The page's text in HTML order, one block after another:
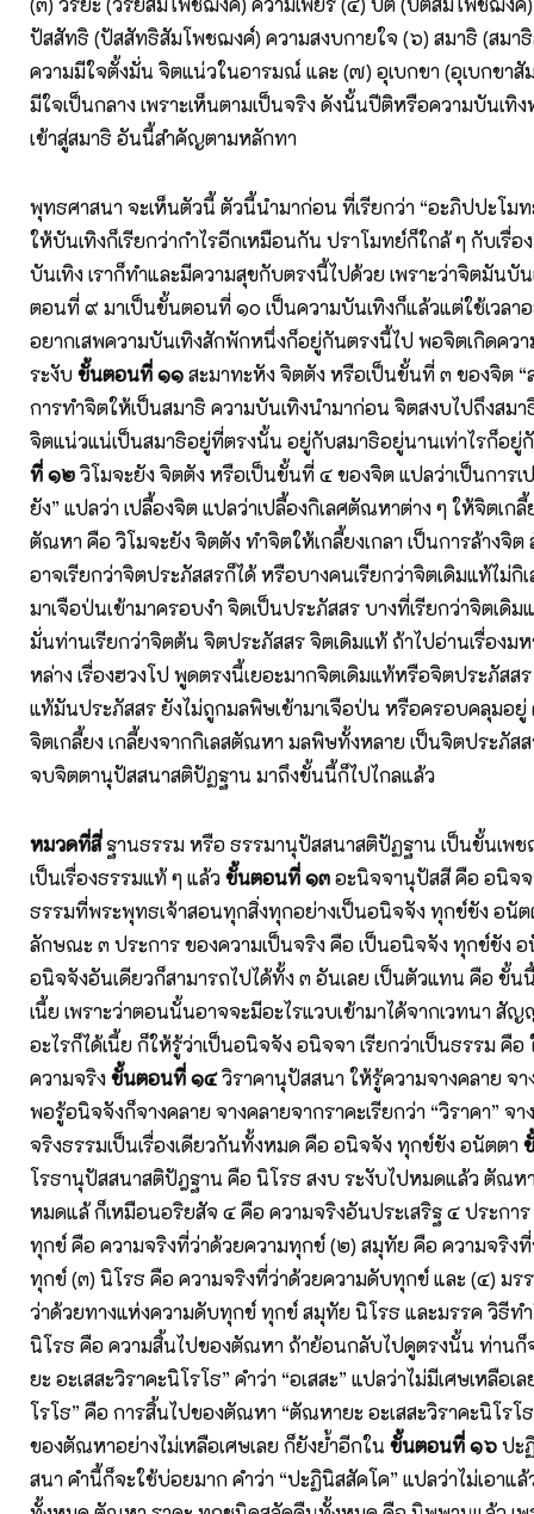
ปัสสัทธิ (ปัสสัทธิสัมโพชฌงค์) ความสงบกายใจ (๖) สมาธิ (สมา
ความมีใจตั้งมั่น จิตแน่วในอารมณ์ และ (๗) อุเบกขา (อุเบกขา
มีใจเป็นกลาง เพราะเห็นตามเป็นจริง ดังนั้นปีติหรือความบันเทิ
เข้าสู่สมาธิ อันนี้สำคัญตามหลักทา
พุทธศาสนา จะเห็นตัวนี้ ตัวนี้นำมาก่อน ที่เรียกว่า “อะภิปปะโม
ให้บันเทิงก็เรียกว่ากำไรอีกเหมือนกัน ปราโมทย์ก็ใกล้ ๆ กับเรื่
บันเทิง เราก็ทำและมีความสุขกับตรงนี้ไปด้วย เพราะว่าจิตมันบั
ตอนที่ ๙ มาเป็นขั้นตอนที่ ๑๐ เป็นความบันเทิงก็แล้วแต่ใช้เวลาอ
อยากเสพความบันเทิงสักพักหนึ่งก็อยู่กันตรงนี้ไป พอจิตเกิดคว
ระงับขั้นตอนที่ ๑๑สะมาทะหัง จิตตัง หรือเป็นขั้นที่ ๓ ของจิต “
การทำจิตให้เป็นสมาธิ ความบันเทิงนำมาก่อน จิตสงบไปถึงสมา
จิตแน่วแน่เป็นสมาธิอยู่ที่ตรงนั้น อยู่กับสมาธิอยู่นานเท่าไรก็อ
ที่ ๑๒วิโมจะยัง จิตตัง หรือเป็นขั้นที่ ๔ ของจิต แปลว่าเป็นการเ
ยัง” แปลว่า เปลื้องจิต แปลว่าเปลื้องกิเลศตัณหาต่าง ๆ ให้จิตเก
ตัณหา คือ วิโมจะยัง จิตตัง ทำจิตให้เกลี้ยงเกลา เป็นการล้างจิ
อาจเรียกว่าจิตประภัสสรก็ได้ หรือบางคนเรียกว่าจิตเดิมแท้ไม่กิ
มาเจือป่นเข้ามาครอบงำ จิตเป็นประภัสสร บางที่เรียกว่าจิตเดิ
มั่นท่านเรียกว่าจิตต้น จิตประภัสสร จิตเดิมแท้ ถ้าไปอ่านเรื่องมห
หล่าง เรื่องฮวงโป พูดตรงนี้เยอะมากจิตเดิมแท้หรือจิตประภัสส
แท้มันประภัสสร ยังไม่ถูกมลพิษเข้ามาเจือป่น หรือครอบคลุมอยู่
จิตเกลี้ยง เกลี้ยงจากกิเลสตัณหา มลพิษทั้งหลาย เป็นจิตประภัส
จบจิตตานุปัสสนาสติปัฏฐาน มาถึงขั้นนี้ก็ไปไกลแล้ว
หมวดที่สี่ฐานธรรม หรือ ธรรมานุปัสสนาสติปัฏฐาน เป็นขั้นเพช
เป็นเรื่องธรรมแท้ ๆ แล้วขั้นตอนที่ ๑๓อะนิจจานุปัสสี คือ อนิจ
ธรรมที่พระพุทธเจ้าสอนทุกสิ่งทุกอย่างเป็นอนิจจัง ทุกข์ขัง อนัต
ลักษณะ ๓ ประการ ของความเป็นจริง คือ เป็นอนิจจัง ทุกข์ขัง
อนิจจังอันเดียวก็สามารถไปได้ทั้ง ๓ อันเลย เป็นตัวแทน คือ ขั้น
เนี้ย เพราะว่าตอนนั้นอาจจะมีอะไรแวบเข้ามาได้จากเวทนา สั
อะไรก็ได้เนี้ย ก็ให้รู้ว่าเป็นอนิจจัง อนิจจา เรียกว่าเป็นธรรม คื
ความจริงขั้นตอนที่ ๑๔วิราคานุปัสสนา ให้รู้ความจางคลาย จา
พอรู้อนิจจังก็จางคลาย จางคลายจากราคะเรียกว่า “วิราคา” จ
จริงธรรมเป็นเรื่องเดียวกันทั้งหมด คือ อนิจจัง ทุกข์ขัง อนัตตา
โรธานุปัสสนาสติปัฎฐาน คือ นิโรธ สงบ ระงับไปหมดแล้ว ตัณห
หมดแล้ ก็เหมือนอริยสัจ ๔ คือ ความจริงอันประเสริฐ ๔ ประกา
ทุกข์ คือ ความจริงที่ว่าด้วยความทุกข์ (๒) สมุทัย คือ ความจริงที่
ทุกข์ (๓) นิโรธ คือ ความจริงที่ว่าด้วยความดับทุกข์ และ (๔) มร
ว่าด้วยทางแห่งความดับทุกข์ ทุกข์ สมุทัย นิโรธ และมรรค วิธีท
นิโรธ คือ ความสิ้นไปของตัณหา ถ้าย้อนกลับไปดูตรงนั้น ท่าน
ยะ อะเสสะวิราคะนิโรโธ” คำว่า “อเสสะ” แปลว่าไม่มีเศษเหลือเ
โรโธ” คือ การสิ้นไปของตัณหา “ตัณหายะ อะเสสะวิราคะนิโรโ
ของตัณหาอย่างไม่เหลือเศษเลย ก็ยังย้ำอีกใน ขั้นตอนที่ ๑๖ปะ
สนา คำนี้ก็จะใช้บ่อยมาก คำว่า “ปะฏินิสสัคโค” แปลว่าไม่เอาแ